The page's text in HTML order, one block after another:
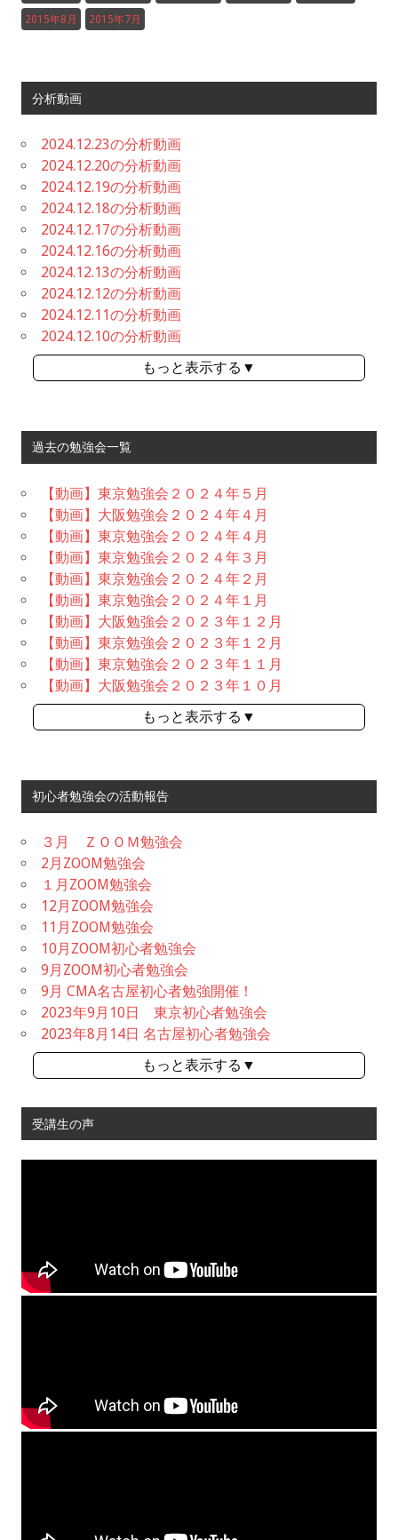
2015年8月 2015年7月
分析動画
2024.12.23の分析動画
2024.12.20の分析動画
2024.12.19の分析動画
2024.12.18の分析動画
2024.12.17の分析動画
2024.12.16の分析動画
2024.12.13の分析動画
2024.12.12の分析動画
2024.12.11の分析動画
2024.12.10の分析動画
もっと表示する▼
過去の勉強会一覧
【動画】東京勉強会２０２４年５月
【動画】大阪勉強会２０２４年４月
【動画】東京勉強会２０２４年４月
【動画】東京勉強会２０２４年３月
【動画】東京勉強会２０２４年２月
【動画】東京勉強会２０２４年１月
【動画】大阪勉強会２０２３年１２月
【動画】東京勉強会２０２３年１２月
【動画】東京勉強会２０２３年１１月
【動画】大阪勉強会２０２３年１０月
もっと表示する▼
初心者勉強会の活動報告
３月 ＺＯＯＭ勉強会
2月ZOOM勉強会
１月ZOOM勉強会
12月ZOOM勉強会
11月ZOOM勉強会
10月ZOOM初心者勉強会
9月ZOOM初心者勉強会
9月 CMA名古屋初心者勉強開催！
2023年9月10日 東京初心者勉強会
2023年8月14日 名古屋初心者勉強会
もっと表示する▼
受講生の声